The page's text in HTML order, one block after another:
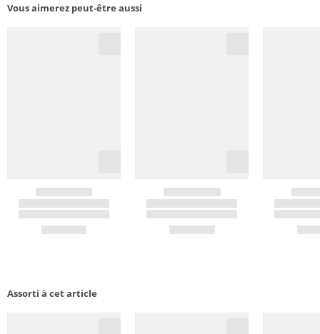
Vous aimerez peut-être aussi
Assorti à cet article